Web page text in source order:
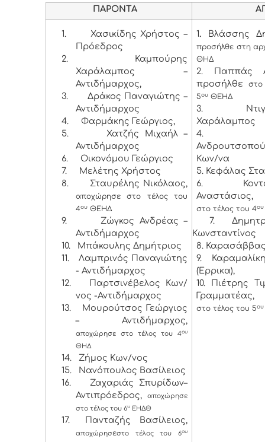
ΠΑΡΟΝΤΑ
1.
Χασικίδης Χρήστος –
Πρόεδρος
2.
Καμπούρης
Χαράλαμπος –
Αντιδήμαρχος,
3.
Δράκος Παναγιώτης –
Αντιδήμαρχος
4.
Φαρμάκης Γεώργιος,
5.
Χατζής Μιχαήλ –
Αντιδήμαρχος
6.
Οικονόμου Γεώργιος
7.
Μελέτης Χρήστος
8.
Σταυρέλης Νικόλαος,
αποχώρησε στο τέλος του
4ου ΘΕΗΔ
9.
Ζώγκος Ανδρέας –
Αντιδήμαρχος
10.
Μπάκουλης Δημήτριος
11.
Λαμπρινός Παναγιώτης
- Αντιδήμαρχος
12.
Παρτσινέβελος Κων/
νος -Αντιδήμαρχος
13.
Μουρούτσος Γεώργιος
– Αντιδήμαρχος,
αποχώρησε στο τέλος του 4ου
ΘΗΔ
14.
Ζήμος Κων/νος
15.
Νανόπουλος Βασίλειος
16.
Ζαχαριάς Σπυρίδων–
Αντιπρόεδρος,
αποχώρησε
στο τέλος του 6υ ΕΗΔΘ
17. Πανταζής Βασίλειος,
αποχώρησεστο τέλος του 6ου
1. Βλάσσης
προσήλθε στη
ΘΗΔ
2. Παππάς
προσήλθε
στο
5ου ΘΕΗΔ
3.
Χαράλαμπος
4.
Κων/να
5. Κεφάλας
6.
στο τέλος του 4ου
7.
Κωνσταντίνος
8.
9.
(Έρρικα),
10. Πιέτρης
στο τέλος του 5ου